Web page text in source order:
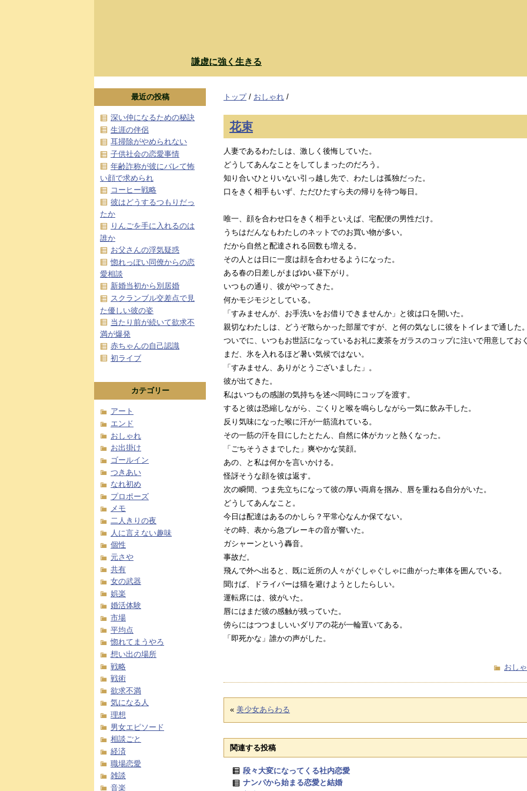
謙虚に強く生きる
トップ/ おしゃれ /
花束
人妻であるわたしは、激しく後悔していた。
どうしてあんなことをしてしまったのだろう。
知り合いひとりいない引っ越し先で、わたしは孤独だった。
口をきく相手もいず、ただひたすら夫の帰りを待つ毎日。
唯一、顔を合わせ口をきく相手といえば、宅配便の男性だけ。
うちはだんなもわたしのネットでのお買い物が多い。
だから自然と配達される回数も増える。
その人とは日に一度は顔を合わせるようになった。
ある春の日差しがまばゆい昼下がり。
いつもの通り、彼がやってきた。
何かモジモジとしている。
「すみませんが、お手洗いをお借りできませんか」と彼は口を開いた。
親切なわたしは、どうぞ散らかった部屋ですが、と何の気なしに彼をトイレまで通した
ついでに、いつもお世話になっているお礼に麦茶をガラスのコップに注いで用意してお
まだ、氷を入れるほど暑い気候ではない。
「すみません、ありがとうございました」。
彼が出てきた。
私はいつもの感謝の気持ちを述べ同時にコップを渡す。
すると彼は恐縮しながら、ごくりと喉を鳴らしながら一気に飲み干した。
反り気味になった喉に汗が一筋流れている。
その一筋の汗を目にしたとたん、自然に体がカッと熱くなった。
「ごちそうさまでした」爽やかな笑顔。
あの、と私は何かを言いかける。
怪訝そうな顔を彼は返す。
次の瞬間、つま先立ちになって彼の厚い両肩を掴み、唇を重ねる自分がいた。
どうしてあんなこと。
今日は配達はあるのかしら？平常心なんか保てない。
その時、表から急ブレーキの音が響いた。
ガシャーンという轟音。
事故だ。
飛んで外へ出ると、既に近所の人々がぐしゃぐしゃに曲がった車体を囲んでいる。
聞けば、ドライバーは猫を避けようとしたらしい。
運転席には、彼がいた。
唇にはまだ彼の感触が残っていた。
傍らにはつつましいいダリアの花が一輪置いてある。
「即死かな」誰かの声がした。
おし
« 美少女あらわる
関連する投稿
段々大変になってくる社内恋愛
ナンパから始まる恋愛と結婚
最近の投稿
深い仲になるための秘訣
生涯の伴侶
耳掃除がやめられない
子供社会の恋愛事情
年齢詐称が彼にバレて怖
い顔で求められ
コーヒー戦略
彼はどうするつもりだっ
たか
りんごを手に入れるのは
誰か
お父さんの浮気疑惑
惚れっぽい同僚からの恋
愛相談
新婚当初から別居婚
スクランブル交差点で見
た優しい彼の姿
当たり前が続いて欲求不
満が爆発
赤ちゃんの自己認識
初ライブ
カテゴリー
アート
エンド
おしゃれ
お出掛け
ゴールイン
つきあい
なれ初め
プロポーズ
メモ
二人きりの夜
人に言えない趣味
個性
元さや
共有
女の武器
娯楽
婚活体験
市場
平均点
惚れてまうやろ
想い出の場所
戦略
戦術
欲求不満
気になる人
理想
男女エピソード
相談ごと
経済
職場恋愛
雑談
音楽